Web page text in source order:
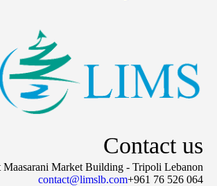
Contact us
Maasarani Market Building - Tripoli Lebanon
contact@limslb.com+961 76 526 064